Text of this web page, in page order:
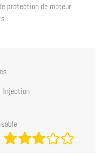
protection de moteur
Injection